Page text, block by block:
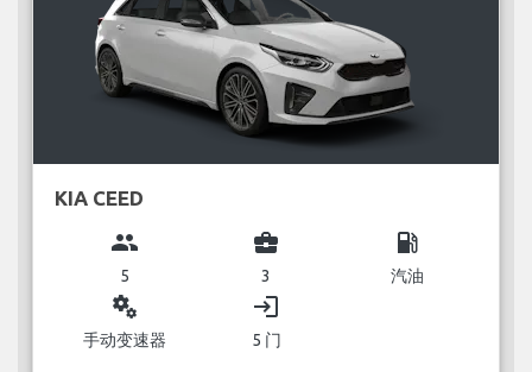
KIA CEED
group
5
business_center
3
local_gas_station
汽油
miscellaneous_services
手动变速器
login
5 门